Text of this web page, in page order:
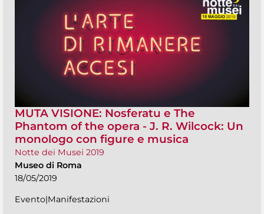
MUTA VISIONE: Nosferatu e The
Phantom of the opera - J. R. Wilcock: Un
monologo con figure e musica
Notte dei Musei 2019
Museo di Roma
18/05/2019
Evento|Manifestazioni